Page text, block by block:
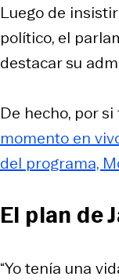
Luego de
político, el
destacar su
De hecho, por
momento en
del programa,
El plan de
“Yo tenía una